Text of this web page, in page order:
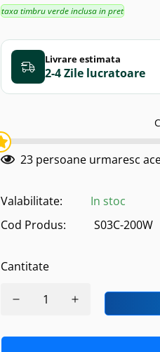
taxa timbru verde inclusa in pret
Livrare estimata
2-4 Zile
23 persoane urmaresc
Valabilitate:
In stoc
Cod Produs:
S03C-200W
Cantitate